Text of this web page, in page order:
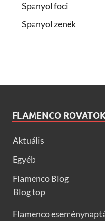
Spanyol foci
Spanyol zenék
FLAMENCO ROVATOK
Aktuális
Egyéb
Flamenco Blog
Blog top
Flamenco